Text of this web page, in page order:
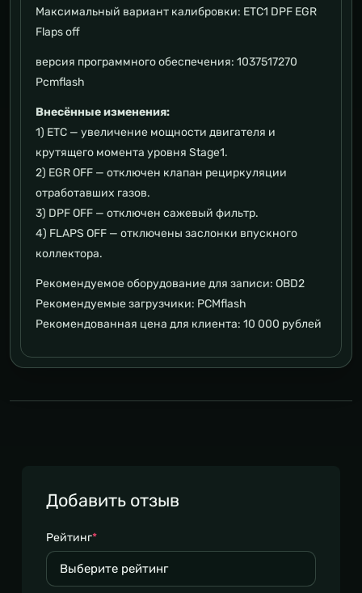
Максимальный вариант калибровки: ETC1 DPF EGR
Flaps off
версия программного обеспечения: 1037517270
Pcmflash
Внесённые изменения:
1) ETC — увеличение мощности двигателя и
крутящего момента уровня Stage1.
2) EGR OFF — отключен клапан рециркуляции
отработавших газов.
3) DPF OFF — отключен сажевый фильтр.
4) FLAPS OFF — отключены заслонки впускного
коллектора.
Рекомендуемое оборудование для записи: OBD2
Рекомендуемые загрузчики: PCMflash
Рекомендованная цена для клиента: 10 000 рублей
Добавить отзыв
Рейтинг*